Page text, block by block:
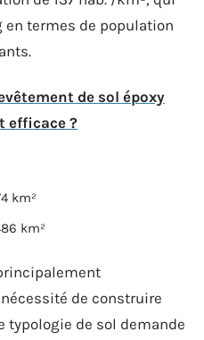
en termes de population
de sol époxy
efficace ?
km²
km²
de construire
typologie de sol demande